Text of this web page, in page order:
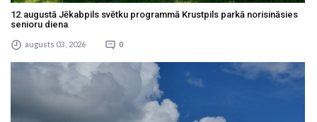
12.augustā Jēkabpils svētku programmā Krustpils parkā norisināsies
senioru diena
augusts 03 , 2026 0